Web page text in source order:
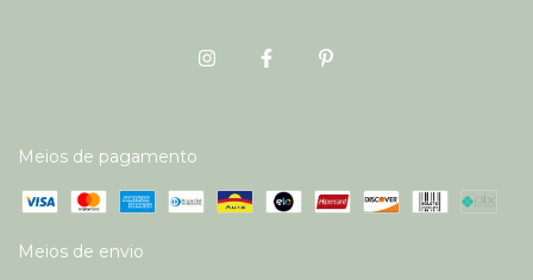
Meios de pagamento
Meios de envio